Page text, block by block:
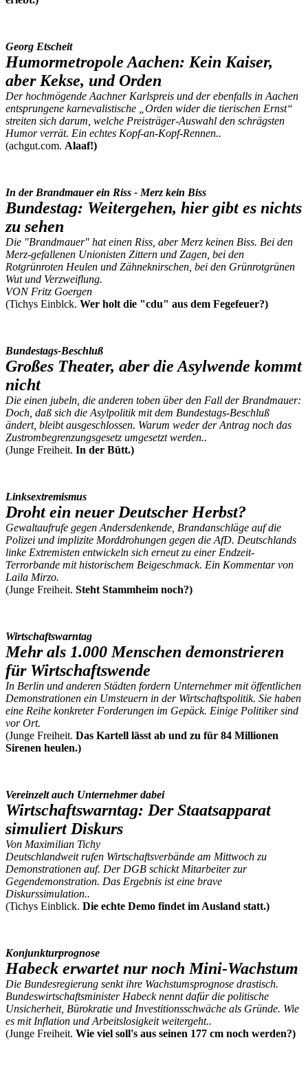
Georg Etscheit
Humormetropole Aachen: Kein Kaiser,
aber Kekse, und Orden
Der hochmögende Aachner Karlspreis und der ebenfalls in Aachen
entsprungene karnevalistische „Orden wider die tierischen Ernst“
streiten sich darum, welche Preisträger-Auswahl den schrägsten
Humor verrät. Ein echtes Kopf-an-Kopf-Rennen..
(achgut.com. Alaaf!)
In der Brandmauer ein Riss - Merz kein Biss
Bundestag: Weitergehen, hier gibt es nichts
zu sehen
Die "Brandmauer" hat einen Riss, aber Merz keinen Biss. Bei den
Merz-gefallenen Unionisten Zittern und Zagen, bei den
Rotgrünroten Heulen und Zähneknirschen, bei den Grünrotgrünen
Wut und Verzweiflung.
VON Fritz Goergen
(Tichys Einblck. Wer holt die "cdu" aus dem Fegefeuer?)
Bundestags-Beschluß
Großes Theater, aber die Asylwende kommt
nicht
Die einen jubeln, die anderen toben über den Fall der Brandmauer:
Doch, daß sich die Asylpolitik mit dem Bundestags-Beschluß
ändert, bleibt ausgeschlossen. Warum weder der Antrag noch das
Zustrombegrenzungsgesetz umgesetzt werden..
(Junge Freiheit. In der Bütt.)
Linksextremismus
Droht ein neuer Deutscher Herbst?
Gewaltaufrufe gegen Andersdenkende, Brandanschläge auf die
Polizei und implizite Morddrohungen gegen die AfD. Deutschlands
linke Extremisten entwickeln sich erneut zu einer Endzeit-
Terrorbande mit historischem Beigeschmack. Ein Kommentar von
Laila Mirzo.
(Junge Freiheit. Steht Stammheim noch?)
Wirtschaftswarntag
Mehr als 1.000 Menschen demonstrieren
für Wirtschaftswende
In Berlin und anderen Städten fordern Unternehmer mit öffentlichen
Demonstrationen ein Umsteuern in der Wirtschaftspolitik. Sie haben
eine Reihe konkreter Forderungen im Gepäck. Einige Politiker sind
vor Ort.
(Junge Freiheit. Das Kartell lässt ab und zu für 84 Millionen
Sirenen heulen.)
Vereinzelt auch Unternehmer dabei
Wirtschaftswarntag: Der Staatsapparat
simuliert Diskurs
Von Maximilian Tichy
Deutschlandweit rufen Wirtschaftsverbände am Mittwoch zu
Demonstrationen auf. Der DGB schickt Mitarbeiter zur
Gegendemonstration. Das Ergebnis ist eine brave
Diskurssimulation..
(Tichys Einblick. Die echte Demo findet im Ausland statt.)
Konjunkturprognose
Habeck erwartet nur noch Mini-Wachstum
Die Bundesregierung senkt ihre Wachstumsprognose drastisch.
Bundeswirtschaftsminister Habeck nennt dafür die politische
Unsicherheit, Bürokratie und Investitionsschwäche als Gründe. Wie
es mit Inflation und Arbeitslosigkeit weitergeht..
(Junge Freiheit. Wie viel soll's aus seinen 177 cm noch werden?)